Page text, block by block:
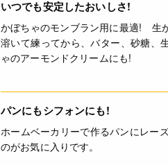
いつでも安定したおいしさ!
かぼちゃのモンブラン用に最適! 生
溶いて練ってから、バター、砂糖、
ゃのアーモンドクリームにも!
パンにもシフォンにも!
ホームベーカリーで作るパンにレー
のがお気に入りです。